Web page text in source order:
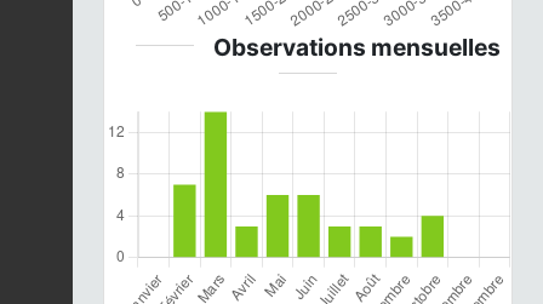
Observations mensuelles